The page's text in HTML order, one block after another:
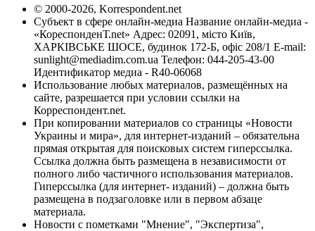
© 2000-2026, Korrespondent.net
Субъект в сфере онлайн-медиа Название онлайн-медиа -
«КореспонденТ.net» Адрес: 02091, місто Київ,
ХАРКІВСЬКЕ ШОСЕ, будинок 172-Б, офіс 208/1 E-mail:
sunlight@mediadim.com.ua Телефон: 044-205-43-00
Идентификатор медиа - R40-06068
Использование любых материалов, размещённых на
сайте, разрешается при условии ссылки на
Корреспондент.net.
При копировании материалов со страницы «Новости
Украины и мира», для интернет-изданий – обязательна
прямая открытая для поисковых систем гиперссылка.
Ссылка должна быть размещена в независимости от
полного либо частичного использования материалов.
Гиперссылка (для интернет- изданий) – должна быть
размещена в подзаголовке или в первом абзаце
материала.
Новости с пометками "Мнение", "Экспертиза",